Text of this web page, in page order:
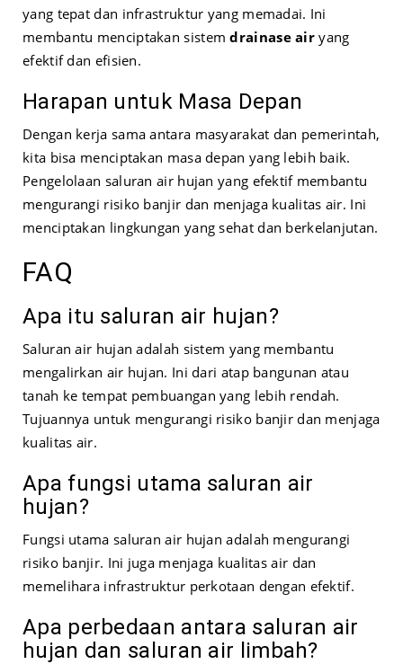
yang tepat dan infrastruktur yang memadai. Ini
membantu menciptakan sistemdrainase air yang
efektif dan efisien.
Harapan untuk Masa Depan
Dengan kerja sama antara masyarakat dan pemerintah,
kita bisa menciptakan masa depan yang lebih baik.
Pengelolaan saluran air hujan yang efektif membantu
mengurangi risiko banjir dan menjaga kualitas air. Ini
menciptakan lingkungan yang sehat dan berkelanjutan.
FAQ
Apa itu saluran air hujan?
Saluran air hujan adalah sistem yang membantu
mengalirkan air hujan. Ini dari atap bangunan atau
tanah ke tempat pembuangan yang lebih rendah.
Tujuannya untuk mengurangi risiko banjir dan menjaga
kualitas air.
Apa fungsi utama saluran air
hujan?
Fungsi utama saluran air hujan adalah mengurangi
risiko banjir. Ini juga menjaga kualitas air dan
memelihara infrastruktur perkotaan dengan efektif.
Apa perbedaan antara saluran air
hujan dan saluran air limbah?